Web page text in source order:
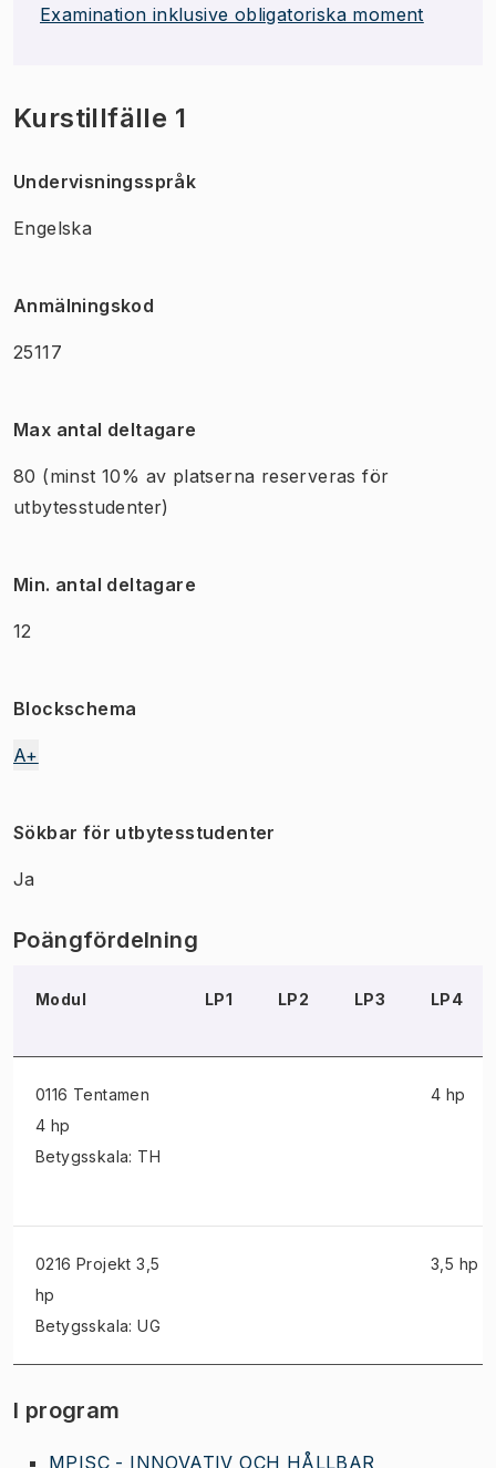
Examination inklusive obligatoriska moment
Kurstillfälle 1
Undervisningsspråk
Engelska
Anmälningskod
25117
Max antal deltagare
80 (minst 10% av platserna reserveras för
utbytesstudenter)
Min. antal deltagare
12
Blockschema
A+
Sökbar för utbytesstudenter
Ja
Poängfördelning
Modul LP1 LP2 LP3 LP4
0116 Tentamen
4 hp
Betygsskala: TH
4 hp
0216 Projekt 3,5
hp
Betygsskala: UG
3,5 hp
I program
MPISC - INNOVATIV OCH HÅLLBAR